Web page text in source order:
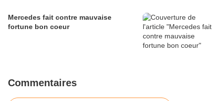
Mercedes fait contre mauvaise
fortune bon coeur
Commentaires